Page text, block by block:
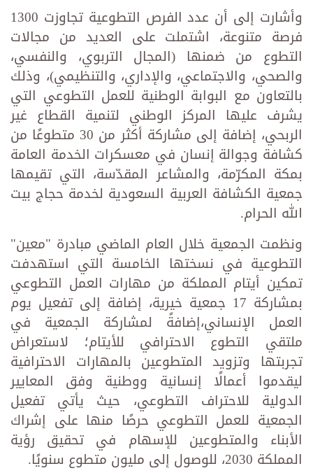
وأشارت إلى أن عدد الفرص التطوعية تجاوزت 1300
فرصة متنوعة، اشتملت على العديد من مجالات
التطوع من ضمنها (المجال التربوي، والنفسي،
والصحي، والاجتماعي، والإداري، والتنظيمي)، وذلك
بالتعاون مع البوابة الوطنية للعمل التطوعي التي
يشرف عليها المركز الوطني لتنمية القطاع غير
الربحي، إضافة إلى مشاركة أكثر من 30 متطوعًا من
كشافة وجوالة إنسان في معسكرات الخدمة العامة
بمكة المكرّمة، والمشاعر المقدّسة، التي تقيمها
جمعية الكشافة العربية السعودية لخدمة حجاج بيت
الله الحرام.
ونظمت الجمعية خلال العام الماضي مبادرة "معين"
التطوعية في نسختها الخامسة التي استهدفت
تمكين أيتام المملكة من مهارات العمل التطوعي
بمشاركة 17 جمعية خيرية، إضافة إلى تفعيل يوم
العمل الإنساني،إضافةً لمشاركة الجمعية في
ملتقي التطوع الاحترافي للأيتام؛ لاستعراض
تجربتها وتزويد المتطوعين بالمهارات الاحترافية
ليقدموا أعمالًا إنسانية ووطنية وفق المعايير
الدولية للاحتراف التطوعي، حيث يأتي تفعيل
الجمعية للعمل التطوعي حرصًا منها على إشراك
الأبناء والمتطوعين للإسهام في تحقيق رؤية
المملكة 2030، للوصول إلى مليون متطوع سنويًا.